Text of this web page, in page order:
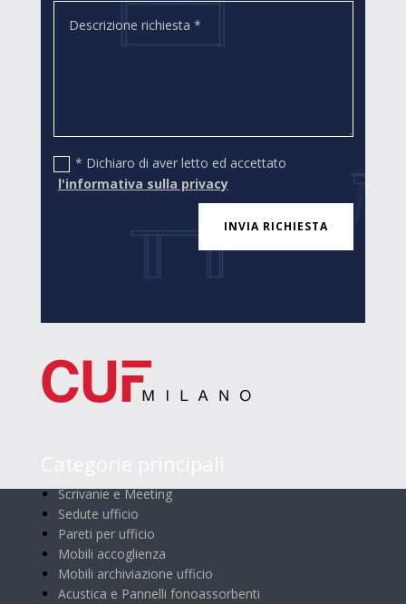
* Dichiaro di aver letto ed accettato
l'informativa sulla privacy
INVIA RICHIESTA
Scrivanie e Meeting
Sedute ufficio
Pareti per ufficio
Mobili accoglienza
Mobili archiviazione ufficio
Acustica e Pannelli fonoassorbenti